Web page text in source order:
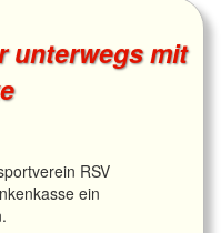
unterwegs mit
RSV
ein